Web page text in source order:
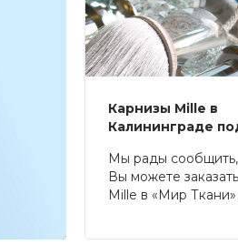
Карнизы Mille в
Калининграде
Мы рады сообщить,
Вы можете
Mille в «Мир Ткани»